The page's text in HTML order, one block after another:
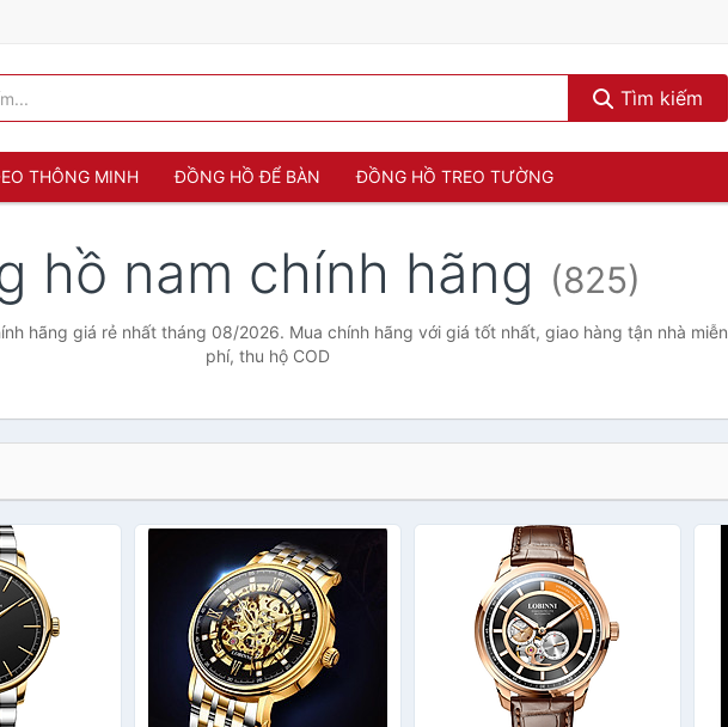
Tìm kiếm
THÔNG MINH ĐỒNG HỒ ĐỂ BÀN ĐỒNG HỒ TREO TƯỜNG
hồ nam chính hãng (825)
hãng giá rẻ nhất tháng 08/2026. Mua chính hãng với giá tốt nhất, giao hàng tận nhà miễn
phí, thu hộ COD